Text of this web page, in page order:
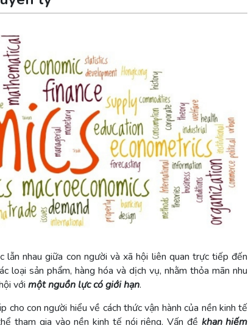
nhau giữa con người và xã hội liên quan trực tiếp đến
loại sản phẩm, hàng hóa và dịch vụ, nhằm thỏa mãn nhu
với một nguồn lực có giới hạn.
con người hiểu về cách thức vận hành của nền kinh tế
tham gia vào nền kinh tế nói riêng. Vấn đề khan hiếm